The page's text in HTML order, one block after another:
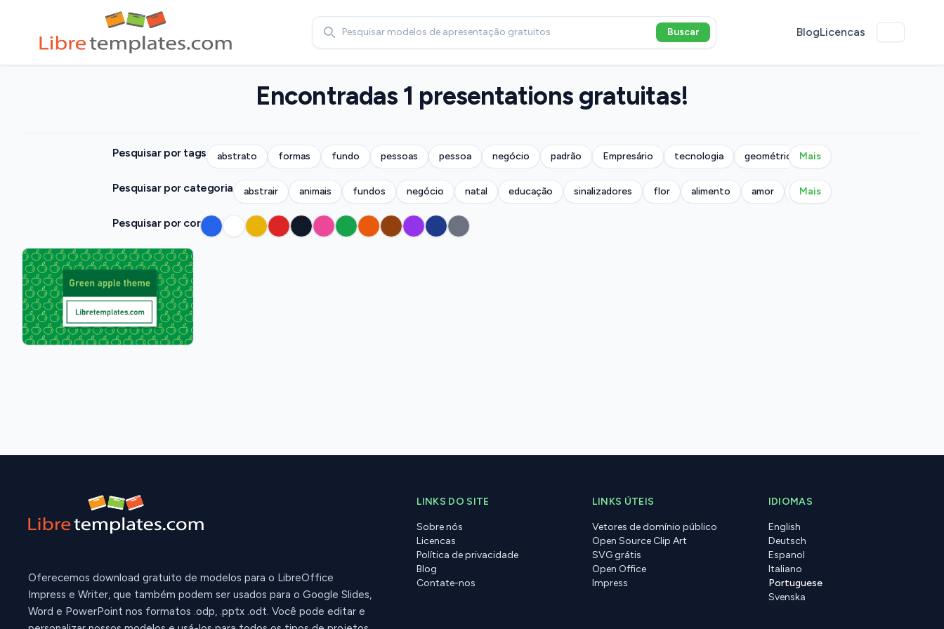
Search
Buscar
BlogLicencas
Encontradas 1 presentations gratuitas!
Pesquisar por tags abstrato formas fundo pessoas pessoa negócio padrão Empresário tecnologia geométrico Mais
Pesquisar por categoria abstrair animais fundos negócio natal educação sinalizadores flor alimento amor militar
Mais
Pesquisar por cor
Oferecemos download gratuito de modelos para o LibreOffice
Impress e Writer, que também podem ser usados para o Google Slides,
Word e PowerPoint nos formatos .odp, .pptx .odt. Você pode editar e
LINKS DO SITE
Sobre nós
Licencas
Política de privacidade
Blog
Contate-nos
LINKS ÚTEIS
Vetores de domínio público
Open Source Clip Art
SVG grátis
Open Office
Impress
IDIOMAS
English
Deutsch
Espanol
Italiano
Portuguese
Svenska